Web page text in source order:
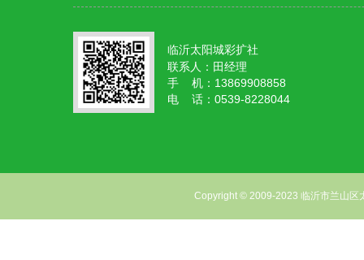
临沂太阳城彩扩社
联系人：田经理
手 机：13869908858
电 话：0539-8228044
Copyright © 2009-2023 临沂市兰山